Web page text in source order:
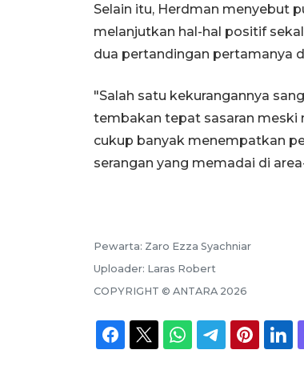
Selain itu, Herdman menyebut
melanjutkan hal-hal positif
dua pertandingan pertamanya
"Salah satu kekurangannya
tembakan tepat sasaran meski
cukup banyak menempatkan
serangan yang memadai di
Pewarta: Zaro Ezza Syachniar
Uploader: Laras Robert
COPYRIGHT © ANTARA 2026